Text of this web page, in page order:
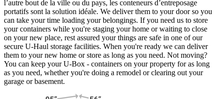
l’autre bout de la ville ou du pays, les conteneurs d’entreposage
portatifs sont la solution idéale. We deliver them to your door so you
can take your time loading your belongings. If you need us to store
your containers while you're staging your home or waiting to close
on your new place, rest assured your things are safe in one of our
secure U-Haul storage facilities. When you're ready we can deliver
them to your new home or store as long as you need. Not moving?
You can keep yourU-Box - containers on your property for as long
as you need, whether you're doing a remodel or clearing out your
garage or basement.